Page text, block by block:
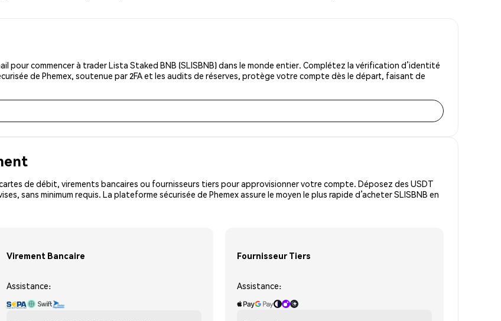
pour commencer à trader Lista Staked BNB (SLISBNB) dans le monde entier. Complétez la vérification d’identité
de Phemex, soutenue par 2FA et les audits de réserves, protège votre compte dès le départ, faisant de
de débit, virements bancaires ou fournisseurs tiers pour approvisionner votre compte. Déposez des USDT
sans minimum requis. La plateforme sécurisée de Phemex assure le moyen le plus rapide d’acheter SLISBNB en
Virement Bancaire
Assistance:
Fournisseur Tiers
Assistance: